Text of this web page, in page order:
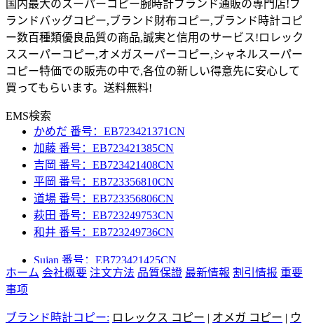
国内最大のスーパーコピー腕時計ブランド通販の専門店!ブ
ランドバッグコピー,ブランド財布コピー,ブランド時計コピ
ー数百種類優良品質の商品,誠実と信用のサービス!ロレック
ススーパーコピー,オメガスーパーコピー,シャネルスーパー
コピー特価での販売の中で,各位の新しい得意先に安心して
買ってもらいます。送料無料!
EMS検索
Sujan 番号：EB723421425CN
中田 番号：EB723421439CN
かめだ 番号：EB723421371CN
加藤 番号：EB723421385CN
吉岡 番号：EB723421408CN
平岡 番号：EB723356810CN
道場 番号：EB723356806CN
萩田 番号：EB723249753CN
和井 番号：EB723249736CN
Sujan 番号：EB723421425CN
中田 番号：EB723421439CN
加藤 番号：EB723421385CN
ホーム 会社概要 注文方法 品質保證 最新情報 割引情报 重要
事项
ブランド時計コピー: ロレックス コピー | オメガ コピー | ウ